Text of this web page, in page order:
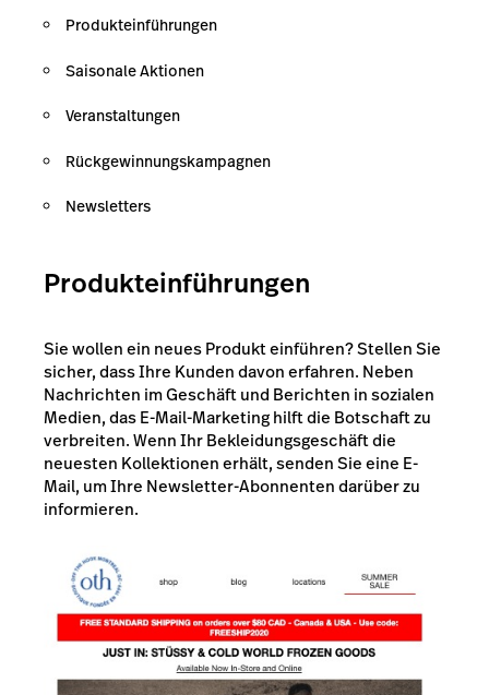
Produkteinführungen
Saisonale Aktionen
Veranstaltungen
Rückgewinnungskampagnen
Newsletters
Produkteinführungen
Sie wollen ein neues Produkt einführen? Stellen Sie
sicher, dass Ihre Kunden davon erfahren. Neben
Nachrichten im Geschäft und Berichten in sozialen
Medien, das E-Mail-Marketing hilft die Botschaft zu
verbreiten. Wenn Ihr Bekleidungsgeschäft die
neuesten Kollektionen erhält, senden Sie eine E-
Mail, um Ihre Newsletter-Abonnenten darüber zu
informieren.